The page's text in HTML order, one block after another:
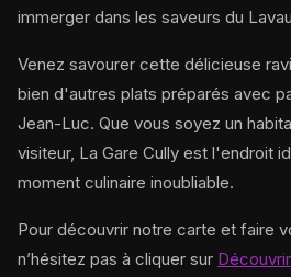
immerger dans les saveurs du
Venez savourer cette délicieuse
bien d'autres plats préparés avec
Jean-Luc. Que vous soyez un
visiteur, La Gare Cully est l'endroit
moment culinaire inoubliable.
Pour découvrir notre carte et faire
n’hésitez pas à cliquer sur